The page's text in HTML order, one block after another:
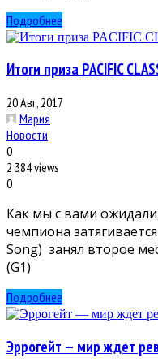
Подробнее
Итоги приза PACIFIC
20 Авг, 2017
Мария
Новости
0
2 384 views
0
Как мы с вами
чемпиона
Song) занял второе
(G1)
Подробнее
Эррогейт — мир ждет